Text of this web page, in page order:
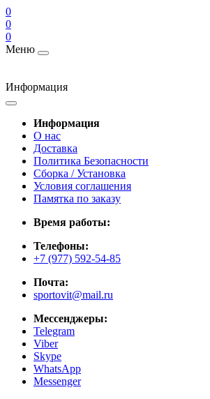
0
0
0
Меню
Информация
Информация
О нас
Доставка
Политика Безопасности
Сборка / Установка
Условия соглашения
Памятка по заказу
Время работы:
Телефоны:
+7 (977) 592-54-85
Почта:
sportovit@mail.ru
Мессенджеры:
Telegram
Viber
Skype
WhatsApp
Messenger